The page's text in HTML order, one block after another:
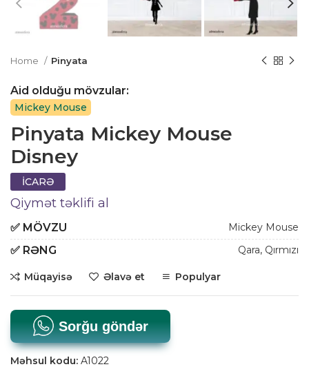
Home Pinyata
Aid olduğu mövzular:
Mickey Mouse
Pinyata Mickey Mouse
Disney
İCARƏ
Qiymət təklifi al
✅ MÖVZU Mickey Mouse
✅ RƏNG Qara, Qırmızı
Müqayisə Əlavə et Populyar
Sorğu göndər
Məhsul kodu: A1022